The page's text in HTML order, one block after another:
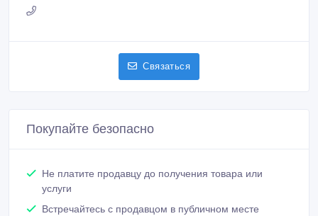
Связаться
Покупайте безопасно
Не платите продавцу до получения товара или
услуги
Встречайтесь с продавцом в публичном месте